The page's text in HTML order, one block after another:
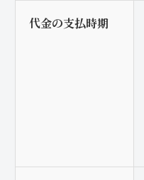
代金の支払時期